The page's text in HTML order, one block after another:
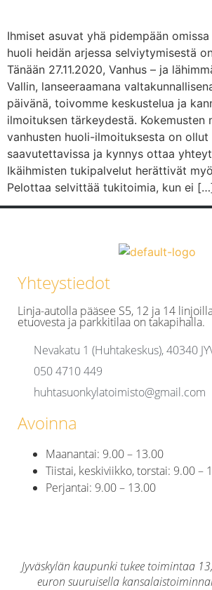
Ihmiset asuvat yhä pidempään
huoli heidän arjessa selviytymisestä
Tänään 27.11.2020, Vanhus – ja
Vallin, lanseeraamana
päivänä, toivomme keskustelua ja
ilmoituksen tärkeydestä. Kokemusten
vanhusten huoli-ilmoituksesta on ollut
saavutettavissa ja kynnys ottaa
Ikäihmisten tukipalvelut herättivät
Pelottaa selvittää tukitoimia, kun ei
Yhteystiedot
Linja-autolla pääsee S5, 12 ja 14
etuovesta ja parkkitilaa on takapihalla.
Nevakatu 1 (Huhtakeskus), 40340
050 4710 449
huhtasuonkylatoimisto@gmail.com
Avoinna
Maanantai: 9.00 – 13.00
Tiistai, keskiviikko, torstai: 9.00 –
Perjantai: 9.00 – 13.00
Jyväskylän kaupunki tukee toimintaa
euron suuruisella